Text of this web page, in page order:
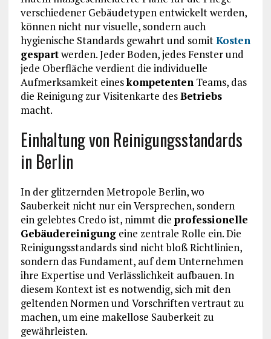
verschiedener Gebäudetypen entwickelt werden,
können nicht nur visuelle, sondern auch
hygienische Standards gewahrt und somitKosten
gespartwerden. Jeder Boden, jedes Fenster und
jede Oberfläche verdient die individuelle
Aufmerksamkeit eineskompetentenTeams, das
die Reinigung zur Visitenkarte desBetriebs
macht.
Einhaltung von Reinigungsstandards
in Berlin
In der glitzernden Metropole Berlin, wo
Sauberkeit nicht nur ein Versprechen, sondern
ein gelebtes Credo ist, nimmt die professionelle
Gebäudereinigungeine zentrale Rolle ein. Die
Reinigungsstandards sind nicht bloß Richtlinien,
sondern das Fundament, auf dem Unternehmen
ihre Expertise und Verlässlichkeit aufbauen. In
diesem Kontext ist es notwendig, sich mit den
geltenden Normen und Vorschriften vertraut zu
machen, um eine makellose Sauberkeit zu
gewährleisten.